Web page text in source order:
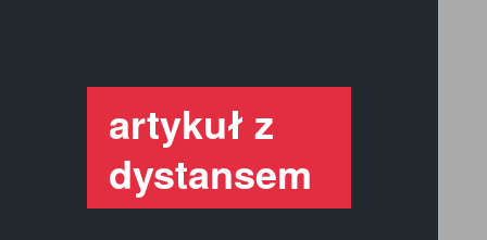
artykuł z
dystansem